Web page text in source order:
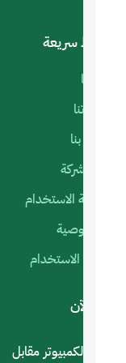
روابط سريعة
أعمالنا
منتجاتنا
اتصل بنا
عن الشركة
سياسة الاستخدام
الخصوصية
شروط الاستخدام
بنا الآن
سوق الكمبيوتر مقابل